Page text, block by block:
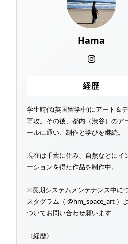
Hama
経歴
学生時代(英国留学中)にアート＆
専攻。その後、都内（渋谷）のア
ールに通い、制作と学びを継続。
現在は千葉に住み、自然などにイ
ーションを得た作品を制作中。
※長期システムメンテナンス中に
スタグラム（ @hm_space_art ）
ついてお問い合わせ願います
〈経歴〉